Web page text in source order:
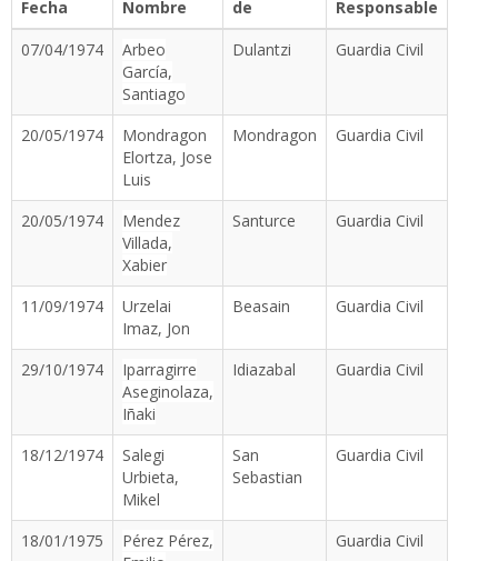
Fecha Nombre
de
Responsable
07/04/1974
Arbeo
García,
Santiago
Dulantzi Guardia Civil
20/05/1974
Mondragon
Elortza, Jose
Luis
Mondragon Guardia Civil
20/05/1974
Mendez
Villada,
Xabier
Santurce Guardia Civil
11/09/1974
Urzelai
Imaz, Jon
Beasain Guardia Civil
29/10/1974
Iparragirre
Aseginolaza,
Iñaki
Idiazabal Guardia Civil
18/12/1974
Salegi
Urbieta,
Mikel
San
Sebastian
Guardia Civil
18/01/1975
Pérez Pérez,
Guardia Civil